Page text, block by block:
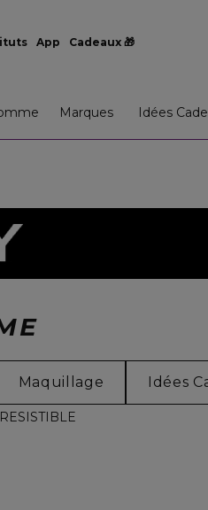
App Cadeaux 🎁
Marques Idées
Maquillage Idées